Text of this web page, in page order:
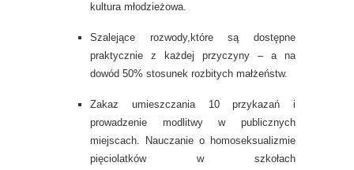
kultura młodzieżowa.
Szalejące rozwody,które są dostępne
praktycznie z każdej przyczyny – a na
dowód 50% stosunek rozbitych małżeństw.
Zakaz umieszczania 10 przykazań i
prowadzenie modlitwy w publicznych
miejscach. Nauczanie o homoseksualizmie
pięciolatków w szkołach